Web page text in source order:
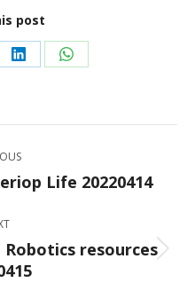
post
Share
LinkedIn
Share
WhatsApp
Life 20220414
Robotics resources